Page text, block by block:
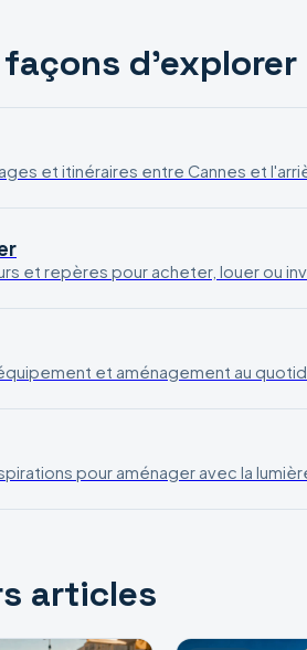
d'explorer
et itinéraires entre Cannes et
et repères pour acheter, louer ou
et aménagement au
pour aménager avec la
articles